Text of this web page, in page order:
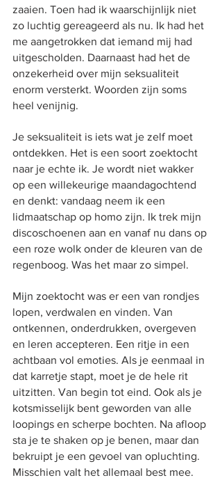
zaaien. Toen had ik waarschijnlijk niet
zo luchtig gereageerd als nu. Ik had het
me aangetrokken dat iemand mij had
uitgescholden. Daarnaast had het de
onzekerheid over mijn seksualiteit
enorm versterkt. Woorden zijn soms
heel venijnig.
Je seksualiteit is iets wat je zelf moet
ontdekken. Het is een soort zoektocht
naar je echte ik. Je wordt niet wakker
op een willekeurige maandagochtend
en denkt: vandaag neem ik een
lidmaatschap op homo zijn. Ik trek mijn
discoschoenen aan en vanaf nu dans op
een roze wolk onder de kleuren van de
regenboog. Was het maar zo simpel.
Mijn zoektocht was er een van rondjes
lopen, verdwalen en vinden. Van
ontkennen, onderdrukken, overgeven
en leren accepteren. Een ritje in een
achtbaan vol emoties. Als je eenmaal in
dat karretje stapt, moet je de hele rit
uitzitten. Van begin tot eind. Ook als je
kotsmisselijk bent geworden van alle
loopings en scherpe bochten. Na afloop
sta je te shaken op je benen, maar dan
bekruipt je een gevoel van opluchting.
Misschien valt het allemaal best mee.